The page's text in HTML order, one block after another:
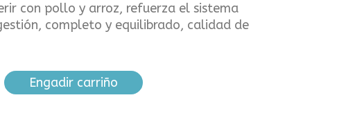
con pollo y arroz, refuerza el sistema
completo y equilibrado, calidad de
Engadir carriño